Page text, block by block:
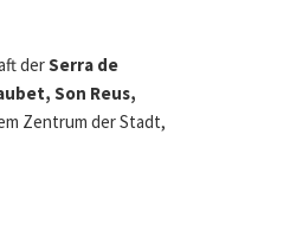
derSerra de
Son Reus,
Zentrum der Stadt,